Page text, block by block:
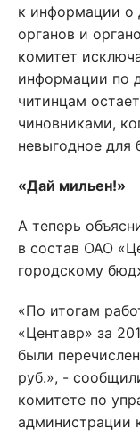
к информации о
органов и
комитет
информации по
читинцам
чиновниками,
невыгодное для
«Дай мильен!»
А теперь
в состав ОАО
городскому
«По итогам
«Центавр» за
были
руб.», -
комитете по
администрации